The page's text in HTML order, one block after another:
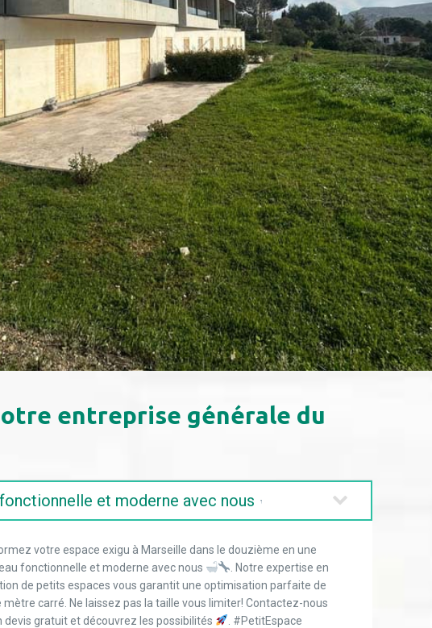
entreprise générale du
salle d'eau fonctionnelle et moderne avec nous . Notre expertise
votre espace exigu à Marseille dans le douzième en une
fonctionnelle et moderne avec nous
. Notre expertise en
de petits espaces vous garantit une optimisation parfaite de
mètre carré. Ne laissez pas la taille vous limiter! Contactez-nous
devis gratuit et découvrez les possibilités
. #PetitEspace